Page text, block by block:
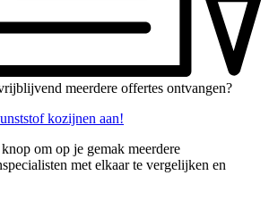
meerdere offertes ontvangen?
kozijnen aan!
om op je gemak meerdere
met elkaar te vergelijken en